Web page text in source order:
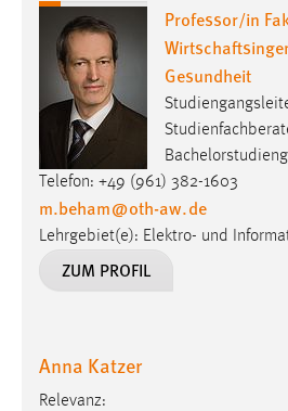
Professor/in
Gesundheit
Telefon: +49 (961) 382-1603
m.beham@oth-aw.de
Lehrgebiet(e): Elektro- und
ZUM PROFIL
Anna Katzer
Relevanz: